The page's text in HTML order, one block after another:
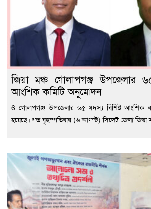
জিয়া মঞ্চ গোলাপগঞ্জ উপজেলার
আংশিক কমিটি অনুমোদন
6 গোলাপগঞ্জ উপজেলার ৬৫ সদস্য বিশিষ্ট আংশিক
হয়েছে। গত বৃহস্পতিবার (৬ আগস্ট) সিলেট জেলা জিয়া